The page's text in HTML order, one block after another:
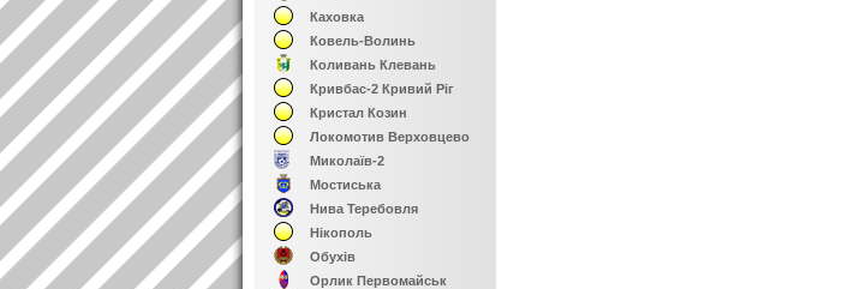
Каховка
Ковель-Волинь
Коливань Клевань
Кривбас-2 Кривий Ріг
Кристал Козин
Локомотив Верховцево
Миколаїв-2
Мостиська
Нива Теребовля
Нікополь
Обухів
Орлик Первомайськ